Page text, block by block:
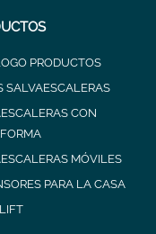
PRODUCTOS
SALVAESCALERAS
CON
MÓVILES
PARA LA CASA